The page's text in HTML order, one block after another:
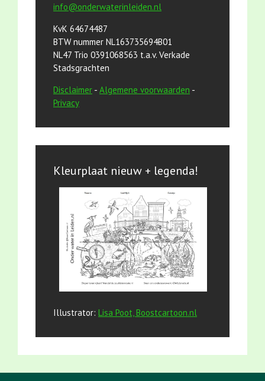
info@onderwaterinleiden.nl
KvK 64674487
BTW nummer NL163735694B01
NL47 Trio 0391068563 t.a.v. Verkade
Stadsgrachten
Disclaimer - Algemene voorwaarden -
Privacy
Kleurplaat nieuw + legenda!
Illustrator: Lisa Poot, Boostcartoon.nl